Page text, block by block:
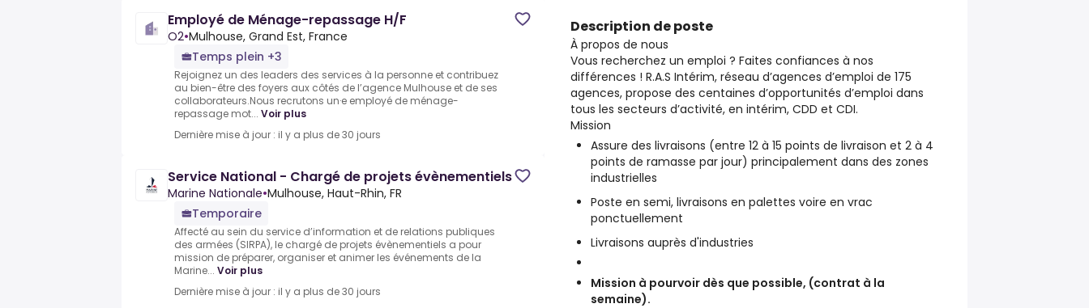
Employé de Ménage-repassage H/F
O2•Mulhouse, Grand Est, France
Temps plein +3
Rejoignez un des leaders des services à la personne et contribuez
au bien-être des foyers aux côtés de l’agence Mulhouse et de ses
collaborateurs.Nous recrutons un·e employé de ménage-
repassage mot... Voir plus
Dernière mise à jour : il y a plus de 30 jours
Service National - Chargé de projets évènementiels
Marine Nationale•Mulhouse, Haut-Rhin, FR
Temporaire
Affecté au sein du service d’information et de relations publiques
des armées (SIRPA), le chargé de projets évènementiels a pour
mission de préparer, organiser et animer les événements de la
Marine... Voir plus
Dernière mise à jour : il y a plus de 30 jours
Description de poste
À propos de nous
Vous recherchez un emploi ? Faites confiances à nos
différences ! R.A.S Intérim, réseau d’agences d’emploi de 175
agences, propose des centaines d’opportunités d’emploi dans
tous les secteurs d’activité, en intérim, CDD et CDI.
Mission
Assure des livraisons (entre 12 à 15 points de livraison et 2 à 4
points de ramasse par jour) principalement dans des zones
industrielles
Poste en semi, livraisons en palettes voire en vrac
ponctuellement
Livraisons auprès d'industries
Mission à pourvoir dès que possible, (contrat à la
semaine).